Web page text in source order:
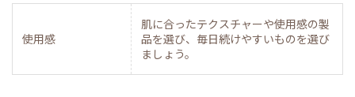
使用感
肌に合ったテクスチャーや使用感の製
品を選び、毎日続けやすいものを選び
ましょう。